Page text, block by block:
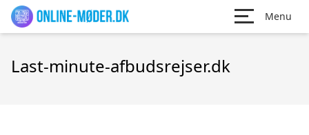
Menu
Last-minute-afbudsrejser.dk